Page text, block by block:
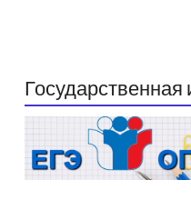
Государственная